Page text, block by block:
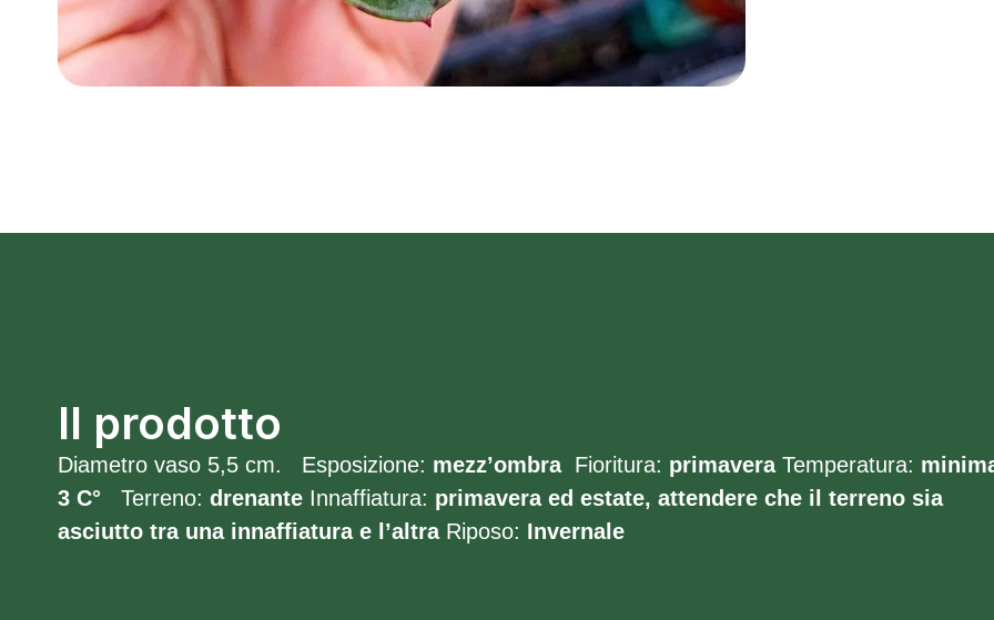
Il prodotto
Diametro vaso 5,5 cm. Esposizione: mezz’ombra Fioritura: primaveraTemperatura:
3 C° Terreno: drenante Innaffiatura: primavera ed estate, attendere che il terreno sia
asciutto tra una innaffiatura e l’altraRiposo: Invernale